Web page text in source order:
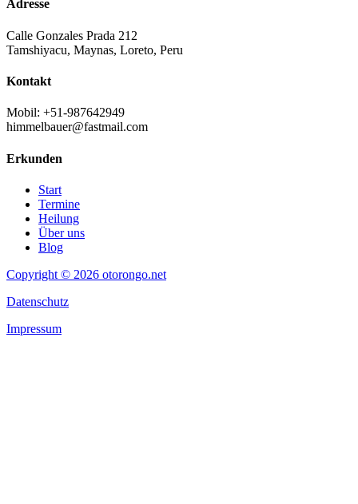
Adresse
Calle Gonzales Prada 212
Tamshiyacu, Maynas, Loreto, Peru
Kontakt
Mobil: +51-987642949
himmelbauer@fastmail.com
Erkunden
Start
Termine
Heilung
Über uns
Blog
Copyright © 2026 otorongo.net
Datenschutz
Impressum